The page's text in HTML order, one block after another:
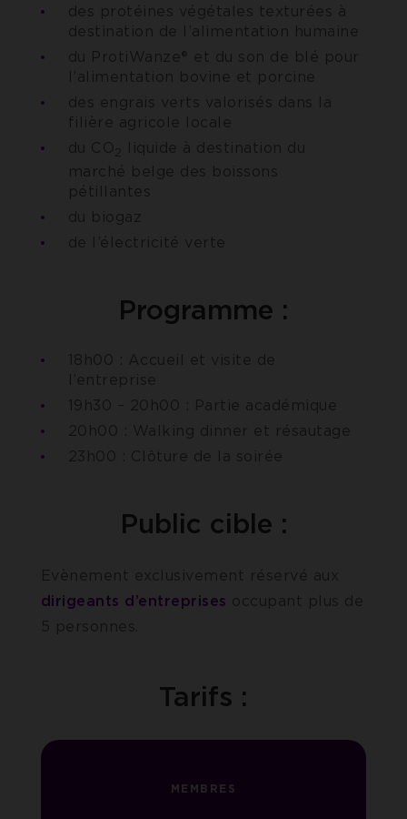
des protéines végétales texturées à
destination de l’alimentation humaine
du ProtiWanze® et du son de blé pour
l’alimentation bovine et porcine
des engrais verts valorisés dans la
filière agricole locale
du CO
liquide à destination du
marché belge des boissons
pétillantes
du biogaz
de l’électricité verte
Programme :
18h00 : Accueil et visite de
l’entreprise
19h30 – 20h00 : Partie académique
20h00 : Walking dinner et résautage
23h00 : Clôture de la soirée
Public cible :
Evènement exclusivement réservé aux
dirigeants d’entreprises occupant plus de
5 personnes.
Tarifs :
MEMBRES